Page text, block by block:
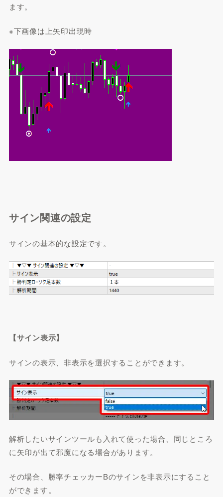
ます。
※下画像は上矢印出現時
サイン関連の設定
サインの基本的な設定です。
【サイン表示】
サインの表示、非表示を選択することができます。
解析したいサインツールも入れて使った場合、同じところ
に矢印が出て邪魔になる場合があります。
その場合、勝率チェッカーBのサインを非表示にすること
ができます。